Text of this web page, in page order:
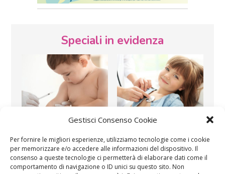
Gestisci Consenso Cookie
Per fornire le migliori esperienze, utilizziamo tecnologie come i cookie
per memorizzare e/o accedere alle informazioni del dispositivo. Il
consenso a queste tecnologie ci permetterà di elaborare dati come il
comportamento di navigazione o ID unici su questo sito. Non
Speciali in evidenza
Vaccini SOS Pediatra